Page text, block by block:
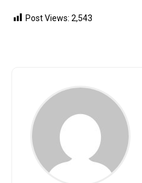
Post Views: 2,543